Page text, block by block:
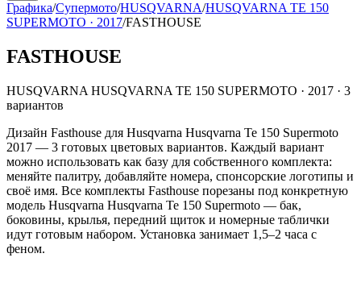
Графика/Супермото/HUSQVARNA/HUSQVARNA TE 150
SUPERMOTO · 2017/FASTHOUSE
FASTHOUSE
HUSQVARNA HUSQVARNA TE 150 SUPERMOTO · 2017 · 3
вариантов
Дизайн Fasthouse для Husqvarna Husqvarna Te 150 Supermoto
2017 — 3 готовых цветовых вариантов. Каждый вариант
можно использовать как базу для собственного комплекта:
меняйте палитру, добавляйте номера, спонсорские логотипы и
своё имя. Все комплекты Fasthouse порезаны под конкретную
модель Husqvarna Husqvarna Te 150 Supermoto — бак,
боковины, крылья, передний щиток и номерные таблички
идут готовым набором. Установка занимает 1,5–2 часа с
феном.